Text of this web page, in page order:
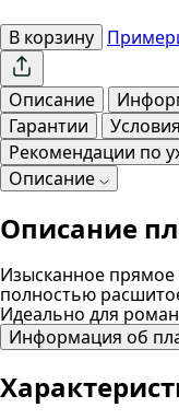
В корзину
Описание
Гарантии
Рекомендации по
Описание
Описание
Изысканное прямое
полностью
Идеально для
Информация об